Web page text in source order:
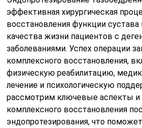
эффективная хирургическая
восстановления функции сустава
качества жизни пациентов с
заболеваниями. Успех операции
комплексного восстановления,
физическую реабилитацию,
лечение и психологическую
рассмотрим ключевые аспекты
комплексного восстановления
эндопротезирования, что